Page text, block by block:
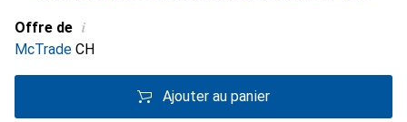
Offre de i
McTrade CH
Ajouter au panier